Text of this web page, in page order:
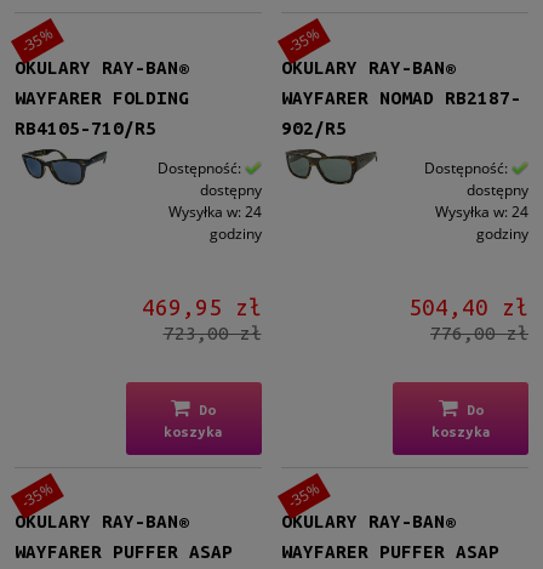
OKULARY RAY-BAN®
WAYFARER FOLDING
RB4105-710/R5
Dostępność:
dostępny
Wysyłka w: 24
godziny
469,95 zł
723,00 zł
Do
koszyka
-35%
OKULARY RAY-BAN®
WAYFARER NOMAD RB2187-
902/R5
Dostępność:
dostępny
Wysyłka w: 24
godziny
504,40 zł
776,00 zł
Do
koszyka
-35%
OKULARY RAY-BAN®
WAYFARER PUFFER ASAP
-35%
OKULARY RAY-BAN®
WAYFARER PUFFER ASAP
-35%